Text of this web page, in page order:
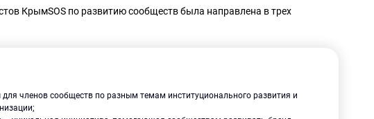
КрымSOS по развитию сообществ была направлена в трех
членов сообществ по разным темам институционального развития и